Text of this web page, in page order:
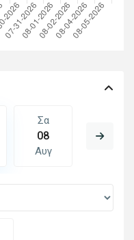
Σα
08
Αυγ
09